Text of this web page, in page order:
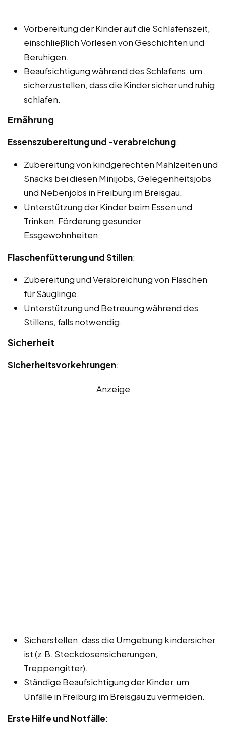
Vorbereitung der Kinder auf die Schlafenszeit,
einschließlich Vorlesen von Geschichten und
Beruhigen.
Beaufsichtigung während des Schlafens, um
sicherzustellen, dass die Kinder sicher und ruhig
schlafen.
Ernährung
Essenszubereitung und -verabreichung:
Zubereitung von kindgerechten Mahlzeiten und
Snacks bei diesen Minijobs, Gelegenheitsjobs
und Nebenjobs in Freiburg im Breisgau.
Unterstützung der Kinder beim Essen und
Trinken, Förderung gesunder
Essgewohnheiten.
Flaschenfütterung und Stillen:
Zubereitung und Verabreichung von Flaschen
für Säuglinge.
Unterstützung und Betreuung während des
Stillens, falls notwendig.
Sicherheit
Sicherheitsvorkehrungen:
Anzeige
Sicherstellen, dass die Umgebung kindersicher
ist (z.B. Steckdosensicherungen,
Treppengitter).
Ständige Beaufsichtigung der Kinder, um
Unfälle in Freiburg im Breisgau zu vermeiden.
Erste Hilfe und Notfälle: